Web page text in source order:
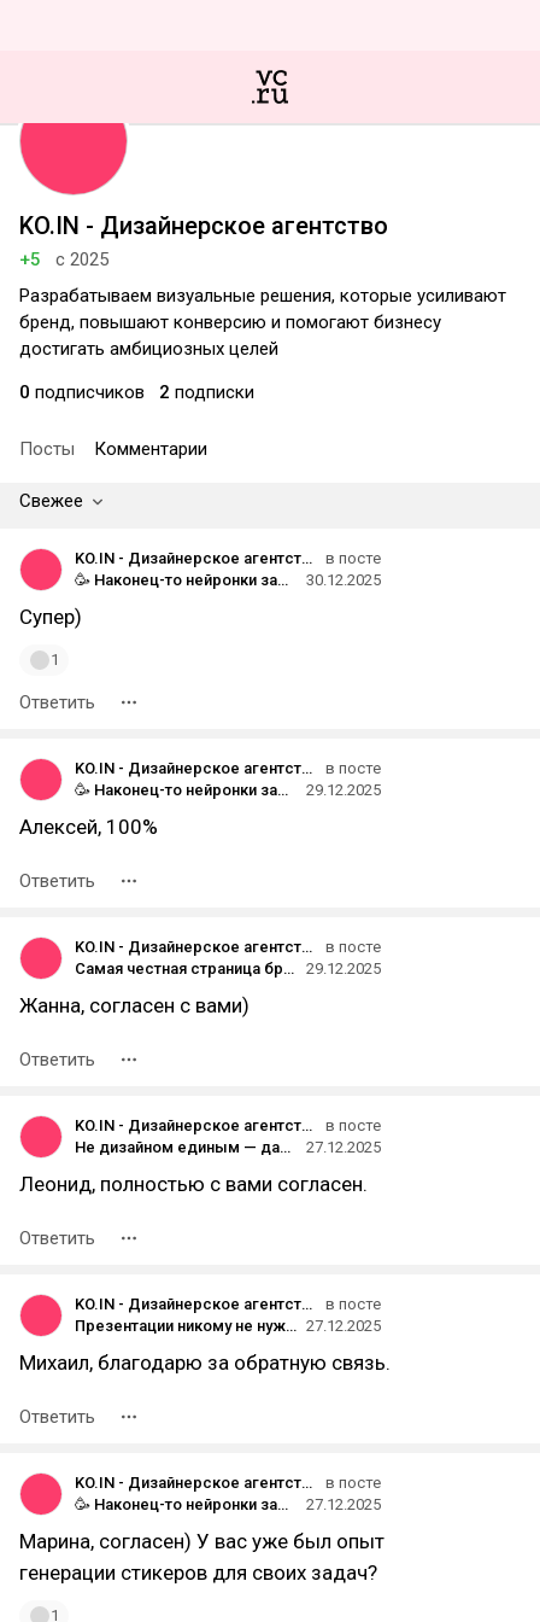
KO.IN - Дизайнерское агентство
+5
с 2025
Разрабатываем визуальные решения, которые усиливают
бренд, повышают конверсию и помогают бизнесу
достигать амбициозных целей
0 подписчиков 2 подписки
Посты Комментарии
Свежее
KO.IN - Дизайнерское агентство
в посте
🥳 Наконец-то нейронки заменили дизайнеров
30.12.2025
Супер)
1
Ответить
KO.IN - Дизайнерское агентство
в посте
🥳 Наконец-то нейронки заменили дизайнеров
29.12.2025
Алексей, 100%
Ответить
KO.IN - Дизайнерское агентство
в посте
Самая честная страница бренда — ваша 404 😐
29.12.2025
Жанна, согласен с вами)
Ответить
KO.IN - Дизайнерское агентство
в посте
Не дизайном единым — давайте честно
27.12.2025
Леонид, полностью с вами согласен.
Ответить
KO.IN - Дизайнерское агентство
в посте
Презентации никому не нужны 27.12.2025
Михаил, благодарю за обратную связь.
Ответить
KO.IN - Дизайнерское агентство
в посте
🥳 Наконец-то нейронки заменили дизайнеров
27.12.2025
Марина, согласен) У вас уже был опыт
генерации стикеров для своих задач?
1